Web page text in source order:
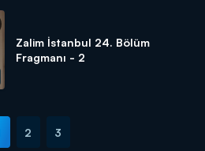
Zalim İstanbul 24. Bölüm
Fragmanı - 2
2 3